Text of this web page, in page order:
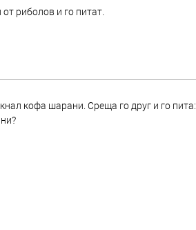
риболов и го питат.
кофа шарани. Среща го друг и го пита: